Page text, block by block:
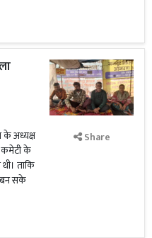
के अध्यक्ष
कमेटी के
ताकि
बन सके
Share